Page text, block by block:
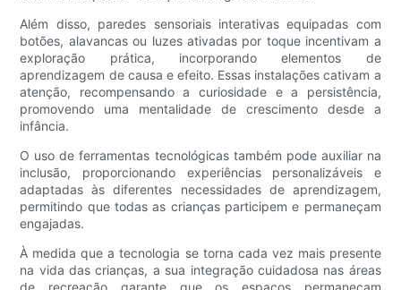
Além disso, paredes sensoriais interativas equipadas com
botões, alavancas ou luzes ativadas por toque incentivam a
exploração prática, incorporando elementos de
aprendizagem de causa e efeito. Essas instalações cativam a
atenção, recompensando a curiosidade e a persistência,
promovendo uma mentalidade de crescimento desde a
infância.
O uso de ferramentas tecnológicas também pode auxiliar na
inclusão, proporcionando experiências personalizáveis ​​e
adaptadas às diferentes necessidades de aprendizagem,
permitindo que todas as crianças participem e permaneçam
engajadas.
À medida que a tecnologia se torna cada vez mais presente
na vida das crianças, a sua integração cuidadosa nas áreas